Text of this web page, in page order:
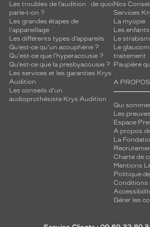
Les troubles de l’audition : de quoi
parle-t-on ?
Les grandes étapes de
l'appareillage
Les différents types d’appareils
Qu’est-ce qu'un acouphène ?
Qu'est-ce que l'hyperacousie ?
Qu’est-ce que la presbyacousie ?
Les services et les garanties Krys
Audition
Les conseils d'un
audioprothésiste Krys Audition
Nos
Services
La myopie
Les
Le
Le
traitement
Paupière
A
Qui
Les
Espace
A propos
La
Charte de
Mentions
Politique
Conditions
Gérer les